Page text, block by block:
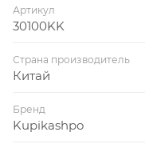
Артикул
30100KK
Страна производитель
Китай
Бренд
Kupikashpo